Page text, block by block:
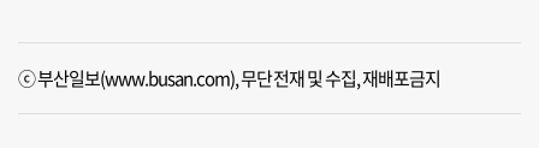
ⓒ 부산일보(www.busan.com), 무단전재 및 수집, 재배포금지